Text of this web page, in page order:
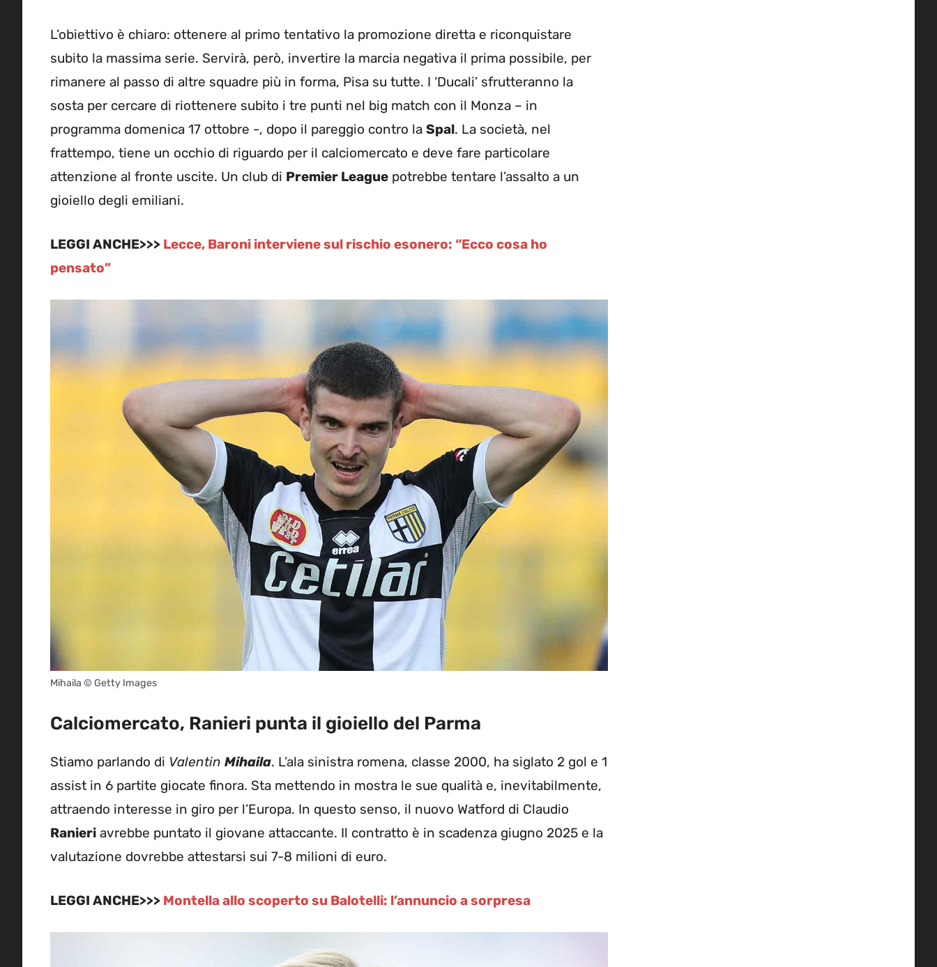
L’obiettivo è chiaro: ottenere al primo tentativo la promozione diretta e riconquistare
subito la massima serie. Servirà, però, invertire la marcia negativa il prima possibile, per
rimanere al passo di altre squadre più in forma, Pisa su tutte. I ‘Ducali’ sfrutteranno la
sosta per cercare di riottenere subito i tre punti nel big match con il Monza – in
programma domenica 17 ottobre -, dopo il pareggio contro la Spal. La società, nel
frattempo, tiene un occhio di riguardo per il calciomercato e deve fare particolare
attenzione al fronte uscite. Un club di Premier League potrebbe tentare l’assalto a un
gioiello degli emiliani.
LEGGI ANCHE>>> Lecce, Baroni interviene sul rischio esonero: “Ecco cosa ho
pensato”
Mihaila © Getty Images
Calciomercato, Ranieri punta il gioiello del Parma
Stiamo parlando di Valentin Mihaila. L’ala sinistra romena, classe 2000, ha siglato 2 gol e 1
assist in 6 partite giocate finora. Sta mettendo in mostra le sue qualità e, inevitabilmente,
attraendo interesse in giro per l’Europa. In questo senso, il nuovo Watford di Claudio
Ranieri avrebbe puntato il giovane attaccante. Il contratto è in scadenza giugno 2025 e la
valutazione dovrebbe attestarsi sui 7-8 milioni di euro.
LEGGI ANCHE>>> Montella allo scoperto su Balotelli: l’annuncio a sorpresa